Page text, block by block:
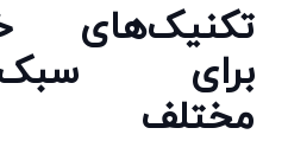
تکنیک‌های
برای
مختلف